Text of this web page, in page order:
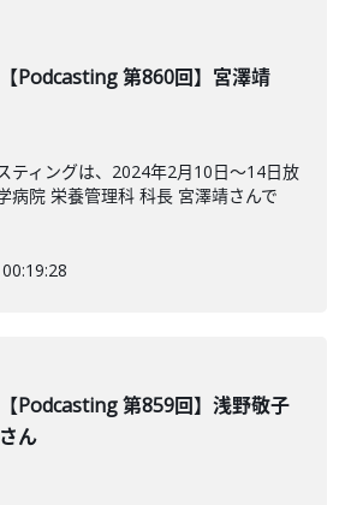
【Podcasting 第860回】宮澤靖
ティングは、2024年2月10日〜14日放
病院 栄養管理科 科長 宮澤靖さんで
00:19:28
【Podcasting 第859回】浅野敬子
さん